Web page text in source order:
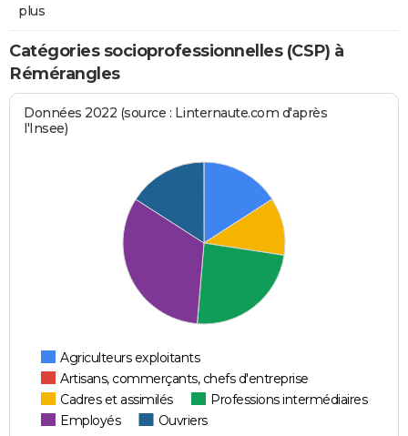
plus
Catégories socioprofessionnelles (CSP) à
Rémérangles
Données 2022 (source : Linternaute.com d'après
l'Insee)
Agriculteurs exploitants
Artisans, commerçants, chefs d'entreprise
Cadres et assimilés
Professions intermédiaires
Employés
Ouvriers